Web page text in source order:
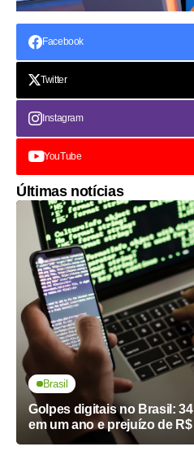
Facebook
Twitter
Instagram
YouTube
Últimas notícias
Brasil
Golpes digitais no Brasil:
em um ano e prejuízo de